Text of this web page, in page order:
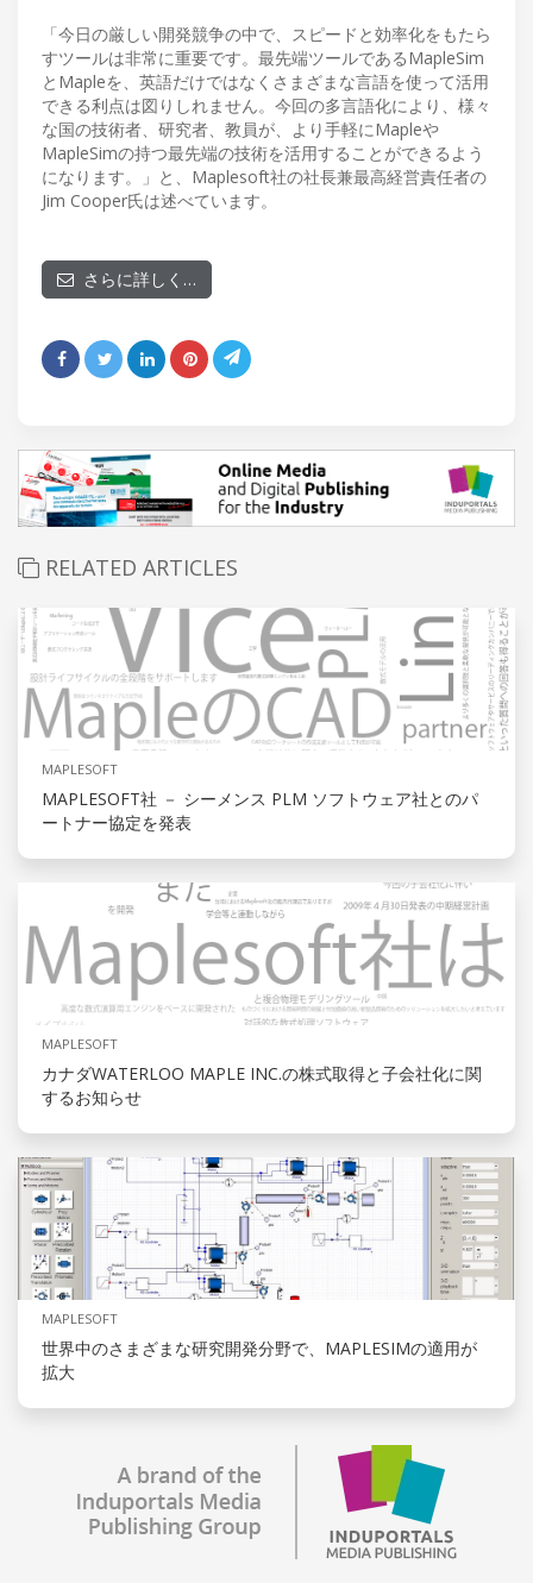
「今日の厳しい開発競争の中で、スピードと効率化をもたら
すツールは非常に重要です。最先端ツールであるMapleSim
とMapleを、英語だけではなくさまざまな言語を使って活用
できる利点は図りしれません。今回の多言語化により、様々
な国の技術者、研究者、教員が、より手軽にMapleや
MapleSimの持つ最先端の技術を活用することができるよう
になります。」と、Maplesoft社の社長兼最高経営責任者の
Jim Cooper氏は述べています。
さらに詳しく…
RELATED ARTICLES
MAPLESOFT
MAPLESOFT社 － シーメンス PLM ソフトウェア社とのパ
ートナー協定を発表
MAPLESOFT
カナダWATERLOO MAPLE INC.の株式取得と子会社化に関
するお知らせ
MAPLESOFT
世界中のさまざまな研究開発分野で、MAPLESIMの適用が
拡大